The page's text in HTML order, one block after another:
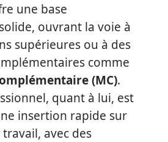
une base
ouvrant la voie à
supérieures ou à des
comme
(MC).
quant à lui, est
insertion rapide sur
avec des